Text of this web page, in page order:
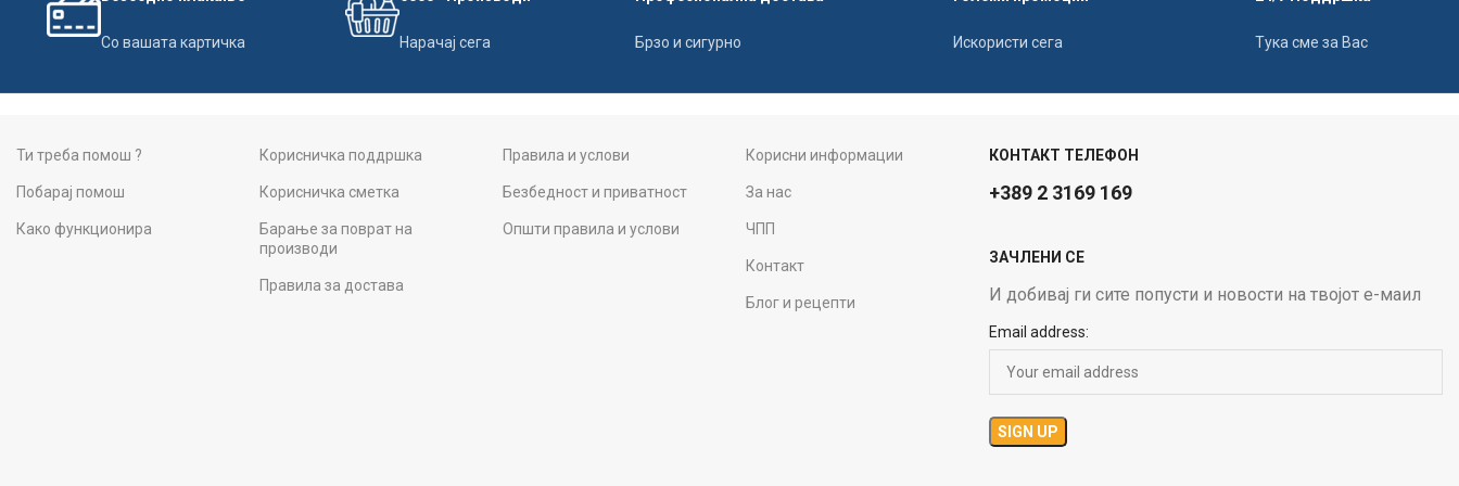
Со вашата картичка Нарачај сега Брзо и сигурно Искористи сега Тука сме за Вас
Ти треба помош ?
Побарај помош
Како функционира
Корисничка поддршка
Корисничка сметка
Барање за поврат на
производи
Правила за достава
Правила и услови
Безбедност и приватност
Општи правила и услови
Корисни информации
За нас
ЧПП
Контакт
Блог и рецепти
КОНТАКТ ТЕЛЕФОН
+389 2 3169 169
ЗАЧЛЕНИ СЕ
И добивај ги сите попусти и новости на твојот е-маил
Email address: